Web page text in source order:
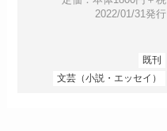
2022/01/31発行
既刊
文芸（小説・エッセイ）